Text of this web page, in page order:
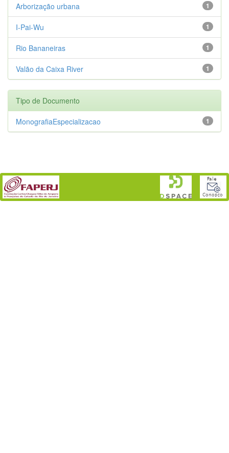
1
Arborização urbana
1
I-Pai-Wu
1
Rio Bananeiras
1
Valão da Caixa River
Tipo de Documento
1
MonografiaEspecializacao